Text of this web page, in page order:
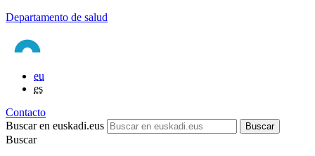
Departamento de salud
eu
es
Contacto
Buscar en euskadi.eus
Buscar